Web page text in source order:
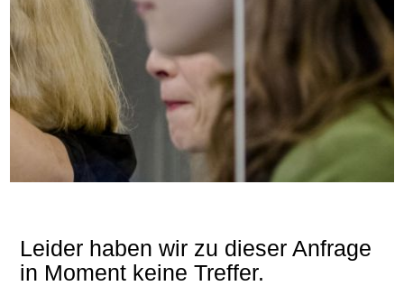
Leider haben wir zu dieser Anfrage
in Moment keine Treffer.